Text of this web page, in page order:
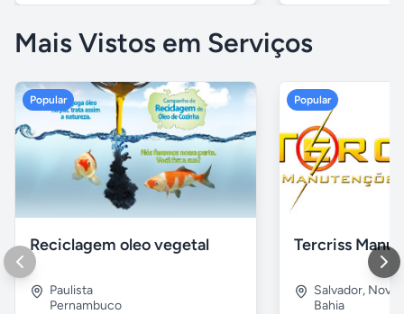
Mais Vistos em Serviços
Popular
Reciclagem oleo vegetal
Paulista
Pernambuco
Popular
Salvador, Nova
Bahia